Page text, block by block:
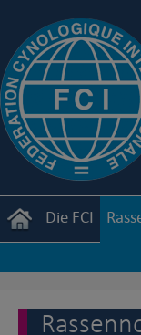
Die FCI